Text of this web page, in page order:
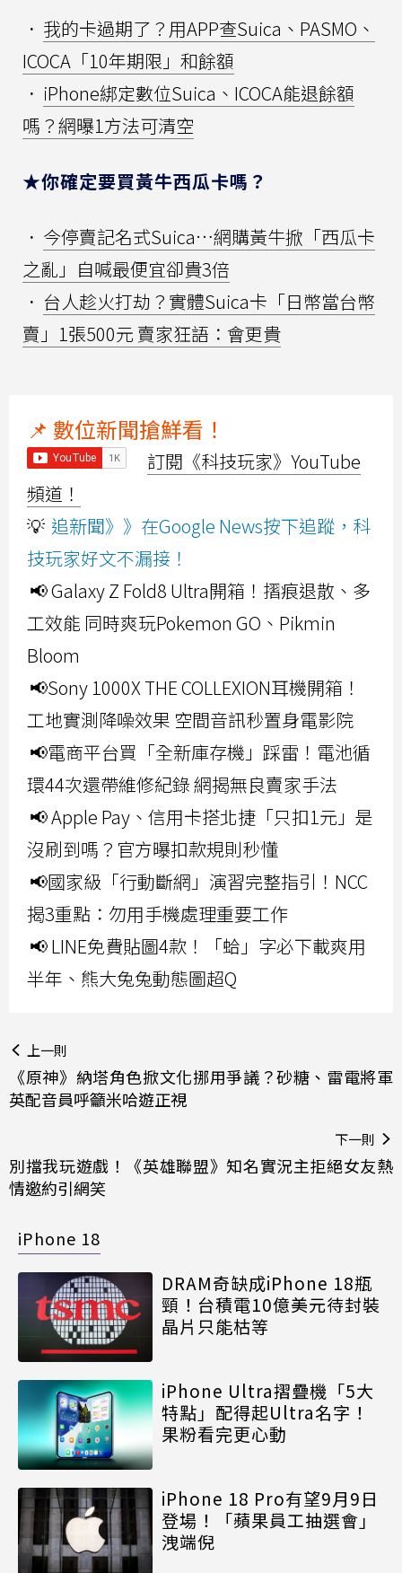
． 我的卡過期了？用APP查Suica、PASMO、
ICOCA「10年期限」和餘額
． iPhone綁定數位Suica、ICOCA能退餘額
嗎？網曝1方法可清空
★你確定要買黃牛西瓜卡嗎？
． 今停賣記名式Suica…網購黃牛掀「西瓜卡
之亂」自喊最便宜卻貴3倍
． 台人趁火打劫？實體Suica卡「日幣當台幣
賣」1張500元 賣家狂語：會更貴
📌 數位新聞搶鮮看！
訂閱《科技玩家》YouTube
頻道！
💡 追新聞》》在Google News按下追蹤，科
技玩家好文不漏接！
📢 Galaxy Z Fold8 Ultra開箱！摺痕退散、多
工效能 同時爽玩Pokemon GO、Pikmin
Bloom
📢Sony 1000X THE COLLEXION耳機開箱！
工地實測降噪效果 空間音訊秒置身電影院
📢電商平台買「全新庫存機」踩雷！電池循
環44次還帶維修紀錄 網揭無良賣家手法
📢 Apple Pay、信用卡搭北捷「只扣1元」是
沒刷到嗎？官方曝扣款規則秒懂
📢國家級「行動斷網」演習完整指引！NCC
揭3重點：勿用手機處理重要工作
📢 LINE免費貼圖4款！「蛤」字必下載爽用
半年、熊大兔兔動態圖超Q
上一則
《原神》納塔角色掀文化挪用爭議？砂糖、雷電將軍
英配音員呼籲米哈遊正視
下一則
別擋我玩遊戲！《英雄聯盟》知名實況主拒絕女友熱
情邀約引網笑
iPhone 18
DRAM奇缺成iPhone 18瓶
頸！台積電10億美元待封裝
晶片只能枯等
iPhone Ultra摺疊機「5大
特點」配得起Ultra名字！
果粉看完更心動
iPhone 18 Pro有望9月9日
登場！「蘋果員工抽選會」
洩端倪